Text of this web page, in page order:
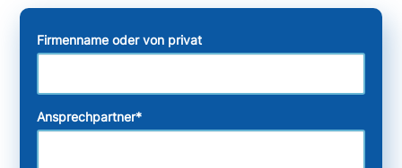
Firmenname oder von privat
Ansprechpartner*